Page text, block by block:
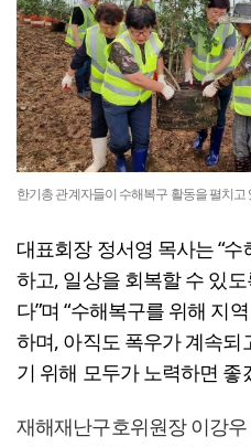
한기총 관계자들이 수해복구 활동을 펼치
대표회장 정서영 목사는 “
하고, 일상을 회복할 수 있
다”며 “수해복구를 위해 지
하며, 아직도 폭우가 계속
기 위해 모두가 노력하면 좋
재해재난구호위원장 이강